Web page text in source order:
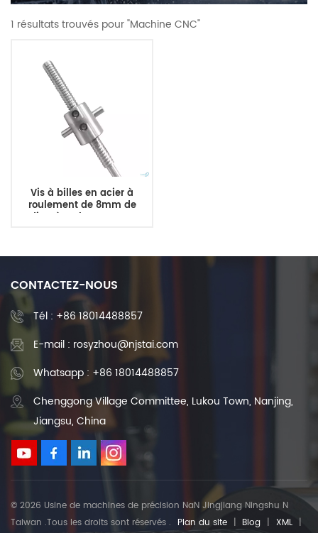
1 résultats trouvés pour "Machine CNC"
Vis à billes en acier à
roulement de 8mm de
diamètre, longueur et
efficacité
CONTACTEZ-NOUS
Tél : +86 18014488857
E-mail : rosyzhou@njstai.com
Whatsapp : +86 18014488857
Chenggong Village Committee, Lukou Town, Nanjing,
Jiangsu, China
© 2026 Usine de machines de précision NaN Jingjiang Ningshu N
Taiwan .Tous les droits sont réservés . Plan du site | Blog | XML |